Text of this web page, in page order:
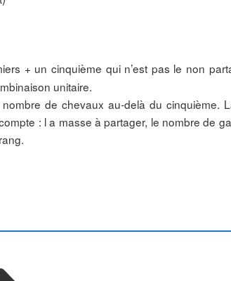
+ un cinquième qui n’est pas le non
unitaire.
de chevaux au-delà du cinquième.
: l a masse à partager, le nombre de